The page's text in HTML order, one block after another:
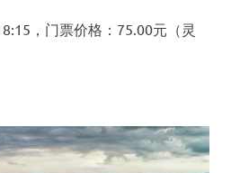
，门票价格：75.00元（灵